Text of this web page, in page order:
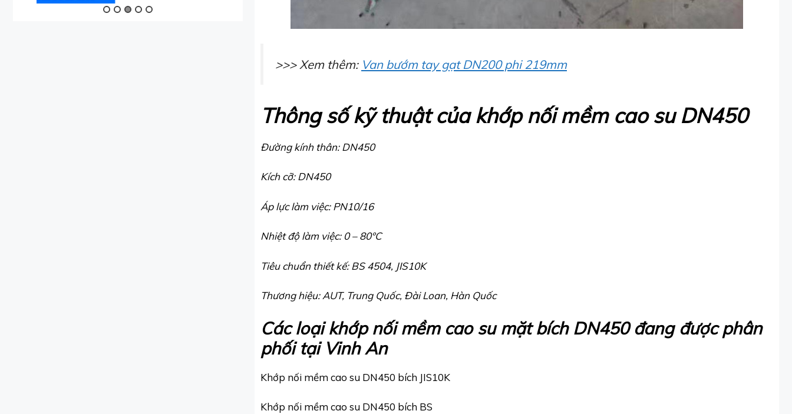
>>> Xem thêm: Van bướm tay gạt DN200 phi 219mm
Thông số kỹ thuật của khớp nối mềm cao su DN450
Đường kính thân: DN450
Kích cỡ: DN450
Áp lực làm việc: PN10/16
Nhiệt độ làm việc: 0 – 80°C
Tiêu chuẩn thiết kế: BS 4504, JIS10K
Thương hiệu: AUT, Trung Quốc, Đài Loan, Hàn Quốc
Các loại khớp nối mềm cao su mặt bích DN450 đang được phân
phối tại Vinh An
Khớp nối mềm cao su DN450 bích JIS10K
Khớp nối mềm cao su DN450 bích BS